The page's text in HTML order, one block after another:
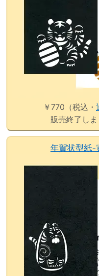
￥770（税込・
販売終了しま
年賀状型紙-